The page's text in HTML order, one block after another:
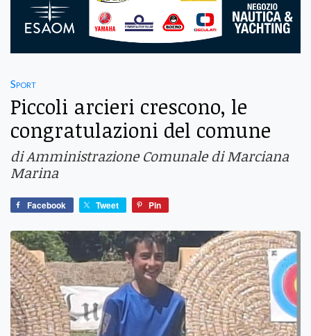
Sport
Piccoli arcieri crescono, le
congratulazioni del comune
di Amministrazione Comunale di Marciana
Marina
Facebook Tweet Pin